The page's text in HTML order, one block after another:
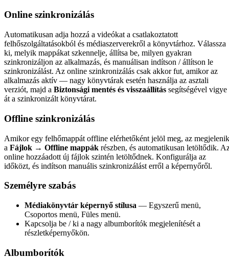
Online szinkronizálás
Automatikusan adja hozzá a videókat a csatlakoztatott
felhőszolgáltatásokból és médiaszerverekről a könyvtárhoz. Válassza
ki, melyik mappákat szkennelje, állítsa be, milyen gyakran
szinkronizáljon az alkalmazás, és manuálisan indítson / állítson le
szinkronizálást. Az online szinkronizálás csak akkor fut, amikor az
alkalmazás aktív — nagy könyvtárak esetén használja az asztali
verziót, majd a Biztonsági mentés és visszaállítás segítségével vigye
át a szinkronizált könyvtárat.
Offline szinkronizálás
Amikor egy felhőmappát offline elérhetőként jelöl meg, az megjelenik
a Fájlok → Offline mappák részben, és automatikusan letöltődik.
online hozzáadott új fájlok szintén letöltődnek. Konfigurálja az
időközt, és indítson manuális szinkronizálást erről a képernyőről.
Személyre szabás
Médiakönyvtár képernyő stílusa — Egyszerű menü,
Csoportos menü, Füles menü.
Kapcsolja be / ki a nagy albumborítók megjelenítését a
részletképernyőkön.
Albumborítók